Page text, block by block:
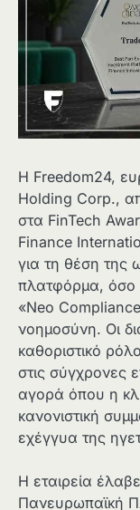
Η Freedom24,
Holding Corp.,
στα FinTech
Finance
για τη θέση της
πλατφόρμα, όσο
«Neo
νοημοσύνη. Οι
καθοριστικό
στις σύγχρονες
αγορά όπου η
κανονιστική
εχέγγυα της
Η εταιρεία
Πανευρωπαϊκή